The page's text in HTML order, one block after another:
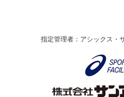
伊丹市総合体育大会 バレーボ
なわとびイベントを開催しまし
指定管理者：アシックス・